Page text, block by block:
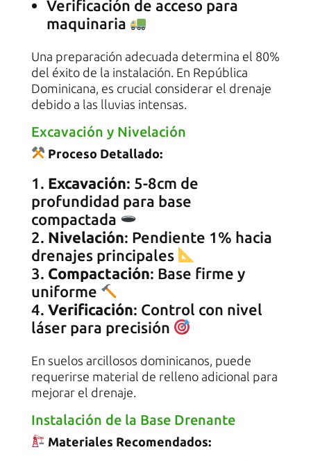
Verificación de acceso para
maquinaria
Una preparación adecuada determina el 80%
del éxito de la instalación. En República
Dominicana, es crucial considerar el drenaje
debido a las lluvias intensas.
Excavación y Nivelación
Proceso Detallado:
Excavación: 5-8cm de
profundidad para base
compactada
Nivelación: Pendiente 1% hacia
drenajes principales
Compactación: Base firme y
uniforme
Verificación: Control con nivel
láser para precisión
En suelos arcillosos dominicanos, puede
requerirse material de relleno adicional para
mejorar el drenaje.
Instalación de la Base Drenante
Materiales Recomendados: